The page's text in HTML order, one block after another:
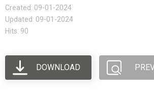
Created: 09-01-2024
Updated: 09-01-2024
Hits: 90
DOWNLOAD